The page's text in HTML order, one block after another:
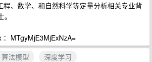
程、数学、和自然科学等定量分析相关专业背
MTgyMjE3MjExNzA=
算法模型
深度学习